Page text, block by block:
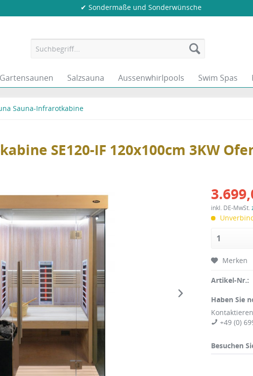
✔ Sondermaße und Sonderwünsche
Gartensaunen Salzsauna Aussenwhirlpools Swim Spas
Sauna-Infrarotkabine
SE120-IF 120x100cm 3KW
inkl. DE-MwSt.
Merken
Artikel-Nr.:
Haben Sie
+49 (0)
Besuchen